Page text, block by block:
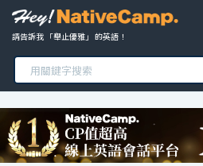
請告訴我 「舉止優雅」 的英語！